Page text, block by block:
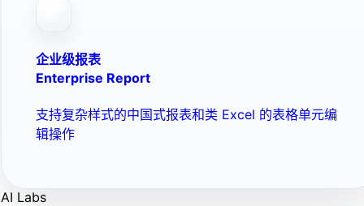
企业级报表
Enterprise Report
支持复杂样式的中国式报表和类 Excel 的表格单元编
辑操作
AI Labs